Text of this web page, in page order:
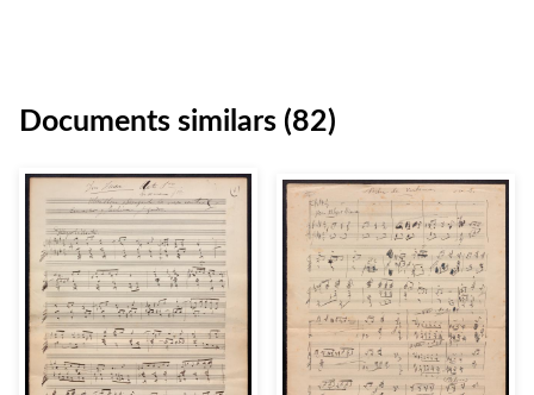
Documents similars (82)